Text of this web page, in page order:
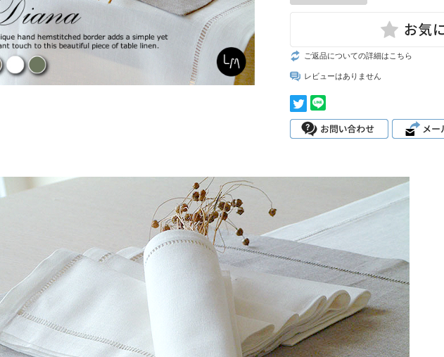
ご返品についての詳細はこちら
レビューはありません